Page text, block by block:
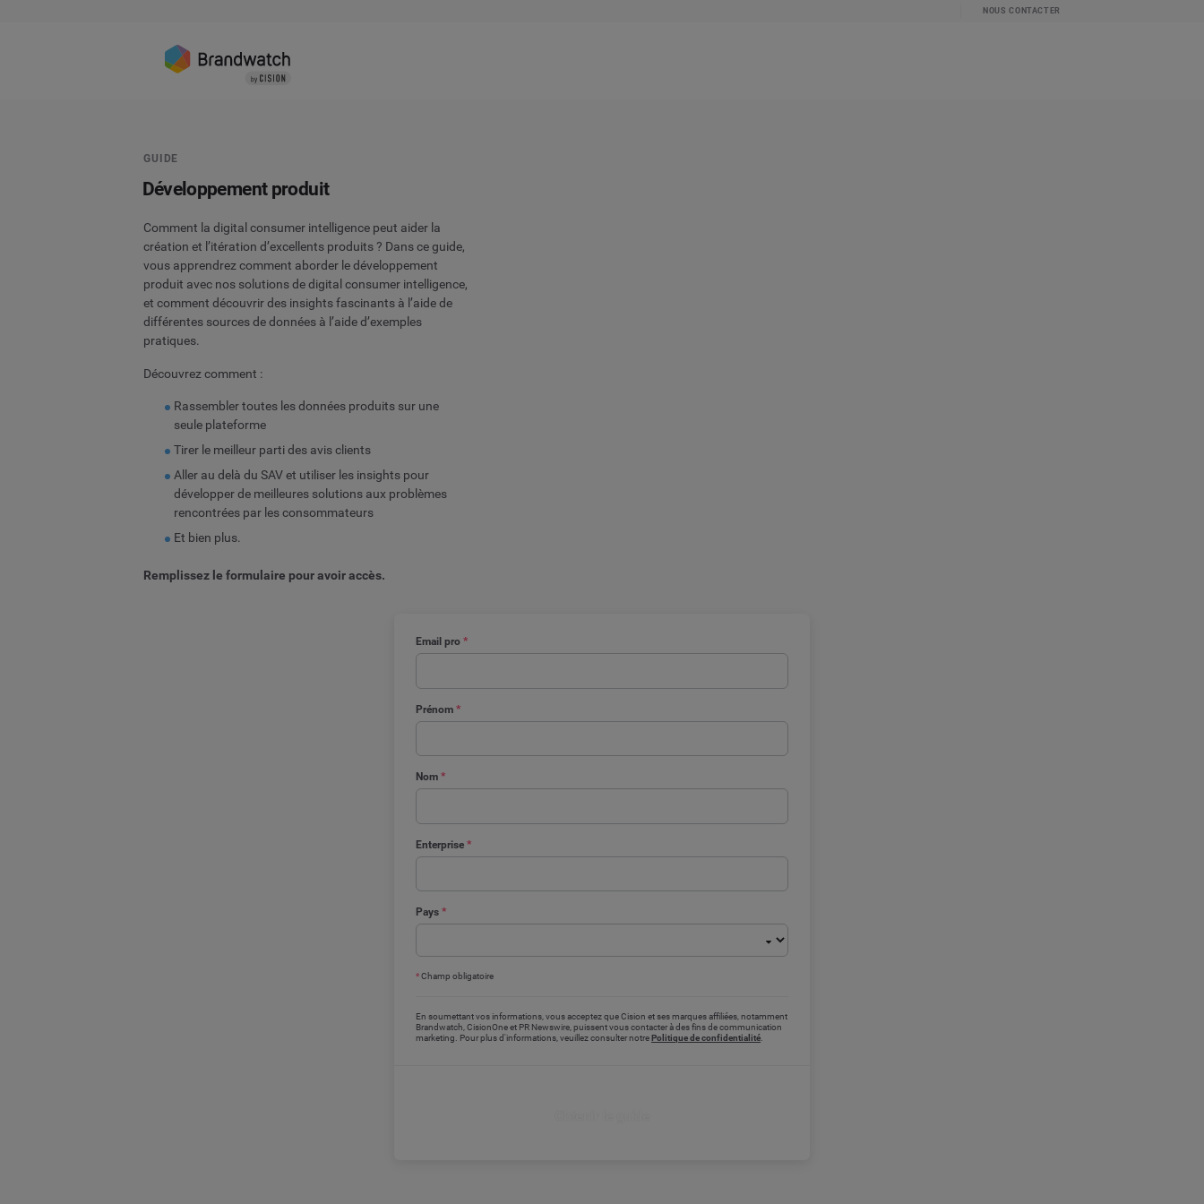
NOUS CONTACTER
Email pro *
Prénom *
Nom *
Enterprise *
Pays *
*Champ obligatoire
En soumettant vos informations, vous acceptez que Cision et ses marques affiliées, notamment
Brandwatch, CisionOne et PR Newswire, puissent vous contacter à des fins de communication
marketing. Pour plus d'informations, veuillez consulter notrePolitique de confidentialité
GUIDE
Développement produit
Comment la digital consumer intelligence peut aider la
création et l’itération d’excellents produits ? Dans ce guide,
vous apprendrez comment aborder le développement
produit avec nos solutions de digital consumer intelligence,
et comment découvrir des insights fascinants à l’aide de
différentes sources de données à l’aide d’exemples
pratiques.
Découvrez comment :
Rassembler toutes les données produits sur une
seule plateforme
Tirer le meilleur parti des avis clients
Aller au delà du SAV et utiliser les insights pour
développer de meilleures solutions aux problèmes
rencontrées par les consommateurs
Et bien plus.
Remplissez le formulaire pour avoir accès.